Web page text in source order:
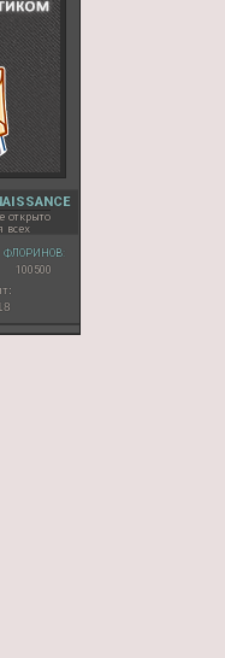
открыто
всех
ФЛОРИНОВ:
100500